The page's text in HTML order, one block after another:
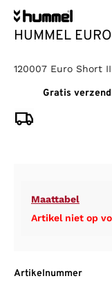
HUMMEL
120007 Euro Short II
Gratis
Maattabel
Artikel niet op
Artikelnummer